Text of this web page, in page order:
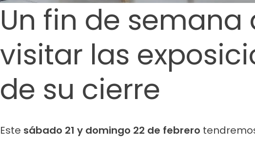
Un fin de
visitar las
de su cierre
Este sábado 21 y domingo 22 de febrero